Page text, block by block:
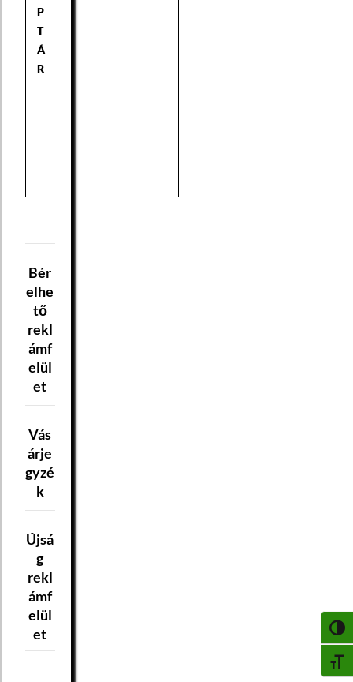
P
T
Á
R
Bér
elhe
tő
rekl
ámf
elül
et
Vás
árje
gyzé
k
Újsá
g
rekl
ámf
elül
et